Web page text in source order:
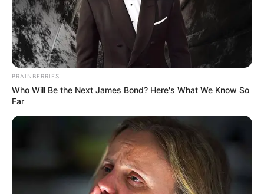
BRAINBERRIES
Who Will Be the Next James Bond? Here's What We Know So
Far